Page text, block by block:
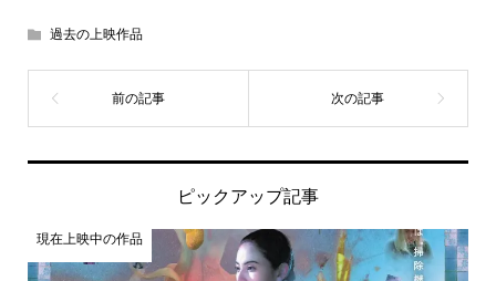
過去の上映作品
ピックアップ記事
現在上映中の作品